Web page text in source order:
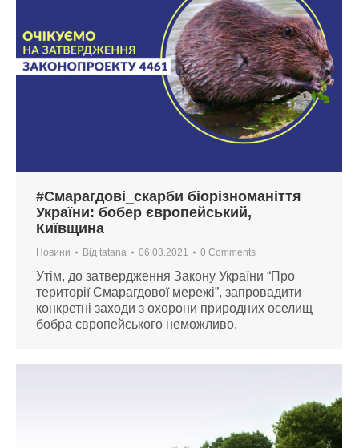
#Смарагдові_скарби біорізноманіття
України: бобер європейський,
Київщина
Новини Від tatana 06.03.2021 0 Comments
Утім, до затвердження Закону України “Про
території Смарагдової мережі”, запровадити
конкретні заходи з охорони природних оселищ
бобра європейського неможливо.